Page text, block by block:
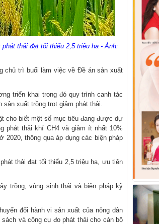
thải đạt tối thiểu 2,5 triệu ha - Ảnh:
chủ trì buổi làm việc về Đề án sản xuất
triển khai trong đó quy trình canh tác
sản xuất trồng trọt giảm phát thải.
cho biết một số mục tiêu đang được dự
phát thải khí CH4 và giảm ít nhất 10%
thông qua áp dụng các biện pháp
thải đạt tối thiểu 2,5 triệu ha, ưu tiên
trồng, vùng sinh thái và biện pháp kỹ
đổi hành vi sản xuất của nông dân
và công cụ đo phát thải cho cán bộ